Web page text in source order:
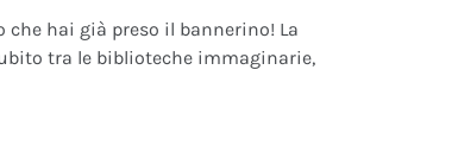
hai già preso il bannerino! La
tra le biblioteche immaginarie,